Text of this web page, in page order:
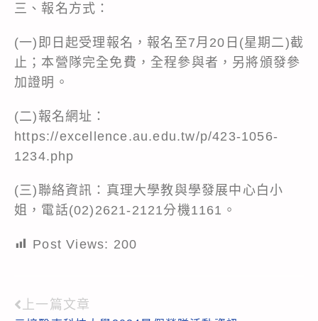
三、報名方式：
(一)即日起受理報名，報名至7月20日(星期二)截
止；本營隊完全免費，全程參與者，另將頒發參
加證明。
(二)報名網址：
https://excellence.au.edu.tw/p/423-1056-
1234.php
(三)聯絡資訊：真理大學教與學發展中心白小
姐，電話(02)2621-2121分機1161。
Post Views: 200
Read
上一篇文章